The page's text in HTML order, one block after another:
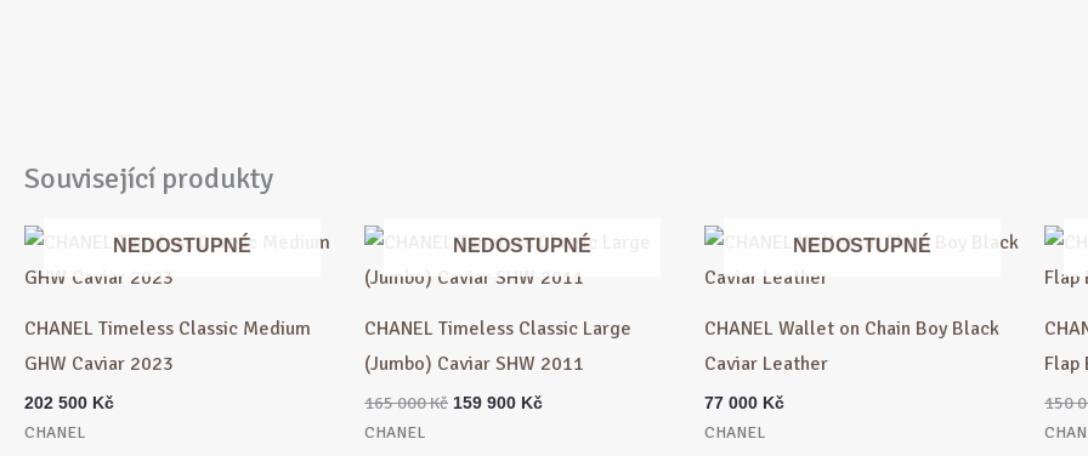
Související produkty
NEDOSTUPNÉ
CHANEL Timeless Classic Medium
GHW Caviar 2023
202 500 Kč
CHANEL
NEDOSTUPNÉ
CHANEL Timeless Classic Large
(Jumbo) Caviar SHW 2011
165 000Kč
Původní
cena
byla:
000 Kč.
159 900 Kč
Aktuální
cena
je:
900 Kč.
CHANEL
NEDOSTUPNÉ
CHANEL Wallet on Chain Boy Black
Caviar Leather
77 000 Kč
CHANEL
Flap
150